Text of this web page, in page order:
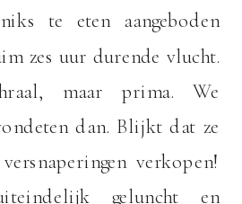
te eten aangeboden
zes uur durende vlucht.
maar prima. We
dan. Blijkt dat ze
verkopen!
geluncht en